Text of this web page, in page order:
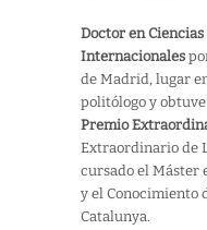
Doctor en
Internacionales
de Madrid, lugar
politólogo y
Premio
Extraordinario de
cursado el Máster
y el Conocimiento
Catalunya.